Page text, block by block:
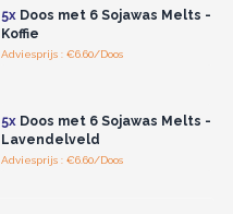
5xDoos met 6 Sojawas Melts -
Koffie
Adviesprijs : €6.60/Doos
5xDoos met 6 Sojawas Melts -
Lavendelveld
Adviesprijs : €6.60/Doos